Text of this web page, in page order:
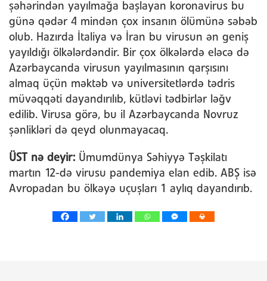
şəhərindən yayılmağa başlayan koronavirus bu
günə qədər 4 mindən çox insanın ölümünə səbəb
olub. Hazırda İtaliya və İran bu virusun ən geniş
yayıldığı ölkələrdəndir. Bir çox ölkələrdə eləcə də
Azərbaycanda virusun yayılmasının qarşısını
almaq üçün məktəb və universitetlərdə tədris
müvəqqəti dayandırılıb, kütləvi tədbirlər ləğv
edilib. Virusa görə, bu il Azərbaycanda Novruz
şənlikləri də qeyd olunmayacaq.
ÜST nə deyir: Ümumdünya Səhiyyə Təşkilatı
martın 12-də virusu pandemiya elan edib. ABŞ isə
Avropadan bu ölkəyə uçuşları 1 aylıq dayandırıb.